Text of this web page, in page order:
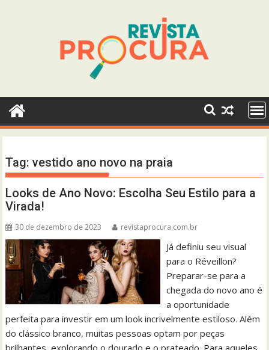
Tag:vestido ano novo na praia
Looks de Ano Novo: Escolha Seu Estilo para a
Virada!
30 de dezembro de 2023 revistaprocura.com.br
Já definiu seu visual
para o Réveillon?
Preparar-se para a
chegada do novo ano é
a oportunidade
perfeita para investir em um look incrivelmente estiloso. Além
do clássico branco, muitas pessoas optam por peças
brilhantes, explorando o dourado e o prateado. Para aqueles